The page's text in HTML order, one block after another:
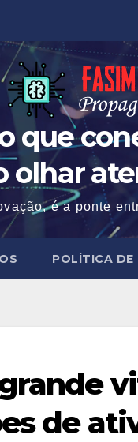
que
olhar
é a ponte
POLÍTICA DE
de